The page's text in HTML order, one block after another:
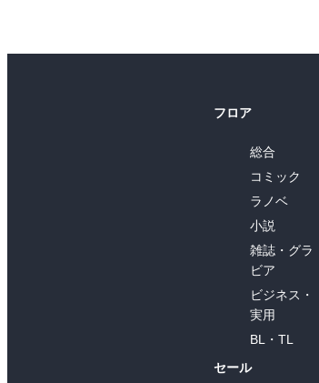
フロア
総合
コミック
ラノベ
小説
雑誌・グラ
ビア
ビジネス・
実用
BL・TL
セール